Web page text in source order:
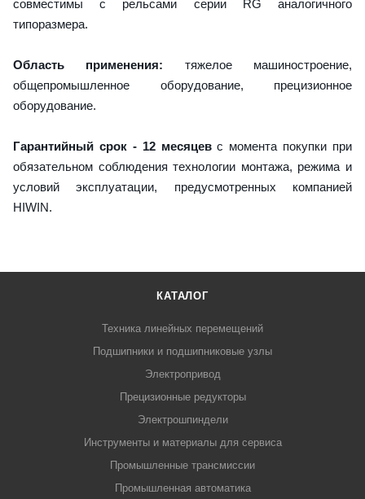
совместимы с рельсами серии RG аналогичного
типоразмера.
Область применения: тяжелое машиностроение,
общепромышленное оборудование, прецизионное
оборудование.
Гарантийный срок - 12 месяцевс момента покупки при
обязательном соблюдения технологии монтажа, режима и
условий эксплуатации, предусмотренных компанией
HIWIN.
КАТАЛОГ
Техника линейных перемещений
Подшипники и подшипниковые узлы
Электропривод
Прецизионные редукторы
Электрошпиндели
Инструменты и материалы для сервиса
Промышленные трансмиссии
Промышленная автоматика